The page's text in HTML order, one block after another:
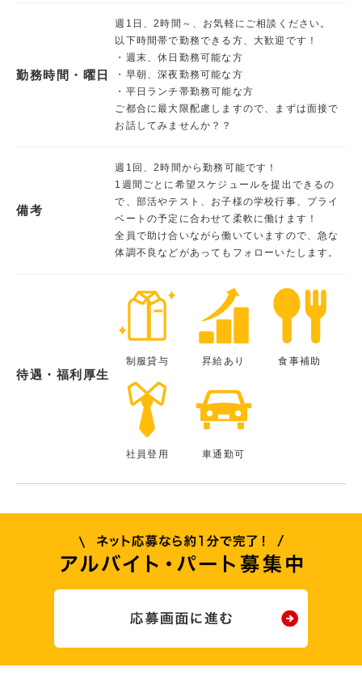
勤務時間・曜日
週1日、2時間～、お気軽にご相談ください。
以下時間帯で勤務できる方、大歓迎です！
・週末、休日勤務可能な方
・早朝、深夜勤務可能な方
・平日ランチ帯勤務可能な方
ご都合に最大限配慮しますので、まずは面接で
お話してみませんか？？
備考
週1回、2時間から勤務可能です！
1週間ごとに希望スケジュールを提出できるの
で、部活やテスト、お子様の学校行事、プライ
ベートの予定に合わせて柔軟に働けます！
全員で助け合いながら働いていますので、急な
体調不良などがあってもフォローいたします。
待遇・福利厚生
制服貸与 昇給あり 食事補助
社員登用 車通勤可